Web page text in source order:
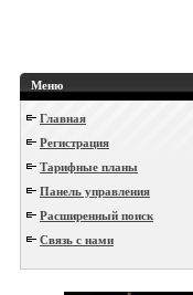
Меню
Главная
Регистрация
Тарифные планы
Панель управления
Расширенный поиск
Связь с нами